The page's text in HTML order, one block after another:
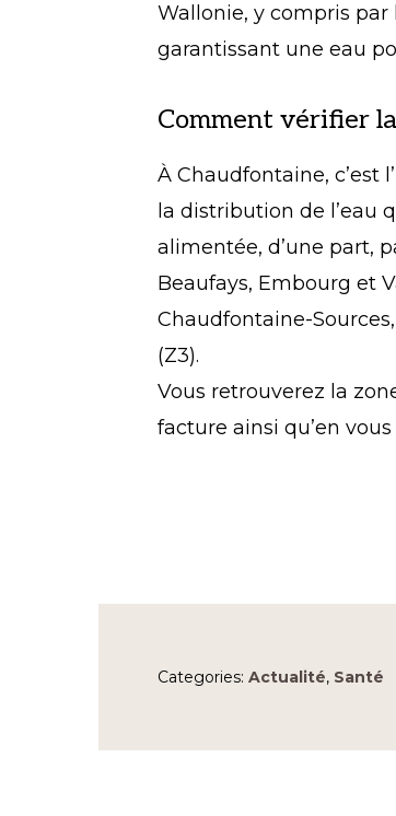
Wallonie, y compris par
garantissant une eau
Comment vérifier
À Chaudfontaine, c’est
la distribution de l’eau
alimentée, d’une part,
Beaufays, Embourg et
Chaudfontaine-
(Z3).
Vous retrouverez la
facture ainsi qu’en
Categories: Actualité, Santé